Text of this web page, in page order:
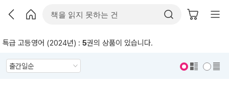
특급 고등영어 (2024년) : 5권의 상품이 있습니다.